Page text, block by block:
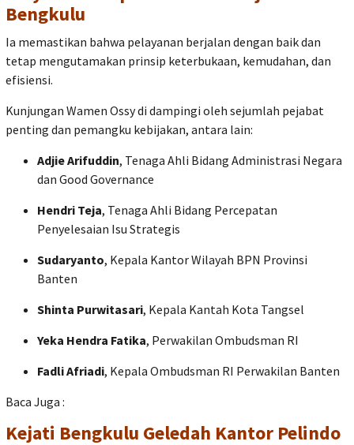
Bengkulu
Ia memastikan bahwa pelayanan berjalan dengan baik dan
tetap mengutamakan prinsip keterbukaan, kemudahan, dan
efisiensi.
Kunjungan Wamen Ossy di dampingi oleh sejumlah pejabat
penting dan pemangku kebijakan, antara lain:
Adjie Arifuddin, Tenaga Ahli Bidang Administrasi Negara
dan Good Governance
Hendri Teja, Tenaga Ahli Bidang Percepatan
Penyelesaian Isu Strategis
Sudaryanto, Kepala Kantor Wilayah BPN Provinsi
Banten
Shinta Purwitasari, Kepala Kantah Kota Tangsel
Yeka Hendra Fatika, Perwakilan Ombudsman RI
Fadli Afriadi, Kepala Ombudsman RI Perwakilan Banten
Baca Juga :
Kejati Bengkulu Geledah Kantor Pelindo